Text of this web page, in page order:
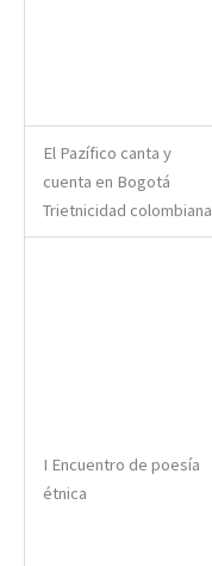
El Pazífico canta y
cuenta en Bogotá
Trietnicidad colombiana
I Encuentro de poesía
étnica